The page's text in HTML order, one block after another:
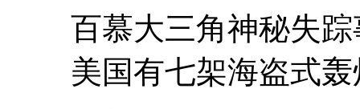
百慕大三角神秘失
美国有七架海盗式